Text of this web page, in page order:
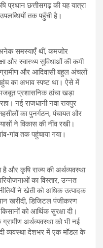
प्रधान छत्तीसगढ़ की यह यात्रा
तक पहुँची है।
समस्याएँ थीं, कमजोर
और स्वास्थ्य सुविधाओं की कमी
और आदिवासी बहुल अंचलों
का अभाव स्पष्ट था। ऐसे में
प्रशासनिक ढांचा खड़ा
नई राजधानी नवा रायपुर
का पुनर्गठन, पंचायत और
ने विकास की नींव रखी।
गांव तक पहुंचाया गया।
है और कृषि राज्य की अर्थव्यवस्था
का विस्तार, उन्नत
ने खेती को अधिक उत्पादक
खरीदी, डिजिटल पंजीकरण
को आर्थिक सुरक्षा दी।
अर्थव्यवस्था को भी नई
व्यवस्था देशभर में एक मॉडल के